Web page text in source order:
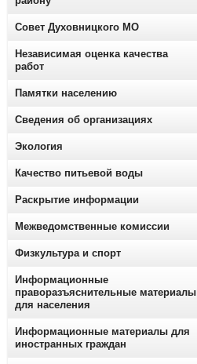
Совет Духовницкого МО
Независимая оценка качества
работ
Памятки населению
Сведения об организациях
Экология
Качество питьевой воды
Раскрытие информации
Межведомственные комиссии
Физкультура и спорт
Информационные
праворазъяснительные материалы
для населения
Информационные материалы для
иностранных граждан